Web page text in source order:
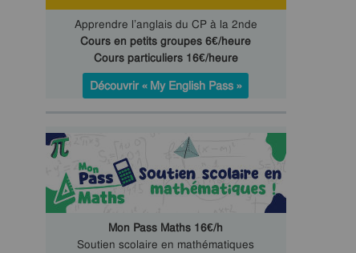
Apprendre l’anglais du CP à la 2nde
Cours en petits groupes 6€/heure
Cours particuliers 16€/heure
Découvrir « My English Pass »
Mon Pass Maths 16€/h
Soutien scolaire en mathématiques